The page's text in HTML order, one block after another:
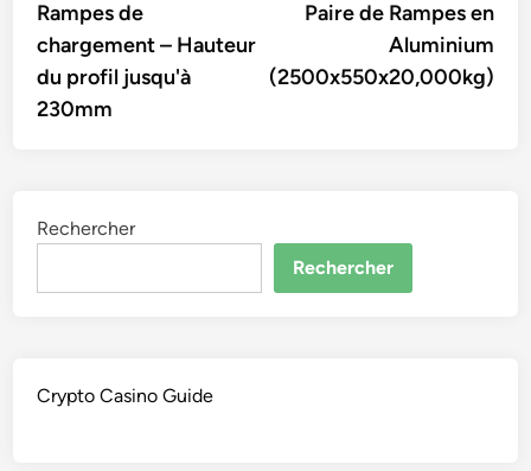
de
l’article
Rampes de
chargement – Hauteur
du profil jusqu'à
230mm
Paire de Rampes en
Aluminium
(2500x550x20,000kg)
Rechercher
Rechercher
Crypto Casino Guide